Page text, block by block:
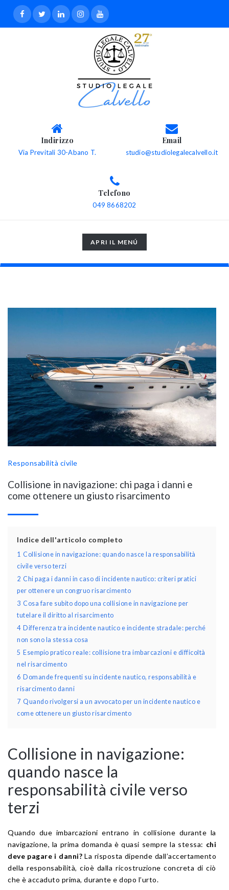
Indirizzo
Via Previtali 30-Abano T.
Email
studio@studiolegalecalvello.it
Telefono
049 8668202
TOGGLE
NAVIGATION
APRI IL MENÚ
Responsabilità civile
Collisione in navigazione: chi paga i danni e
come ottenere un giusto risarcimento
Indice dell'articolo completo
1 Collisione in navigazione: quando nasce la responsabilità
civile verso terzi
2 Chi paga i danni in caso di incidente nautico: criteri pratici
per ottenere un congruo risarcimento
3 Cosa fare subito dopo una collisione in navigazione per
tutelare il diritto al risarcimento
4 Differenza tra incidente nautico e incidente stradale: perché
non sono la stessa cosa
5 Esempio pratico reale: collisione tra imbarcazioni e difficoltà
nel risarcimento
6 Domande frequenti su incidente nautico, responsabilità e
risarcimento danni
7 Quando rivolgersi a un avvocato per un incidente nautico e
come ottenere un giusto risarcimento
Collisione in navigazione:
quando nasce la
responsabilità civile verso
terzi
Quando due imbarcazioni entrano in collisione durante la
navigazione, la prima domanda è quasi sempre la stessa: chi
deve pagare i danni? La risposta dipende dall’accertamento
della responsabilità, cioè dalla ricostruzione concreta di ciò
che è accaduto prima, durante e dopo l’urto.